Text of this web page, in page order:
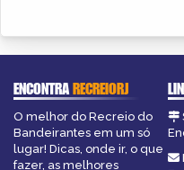
ENCONTRARECREIORJ
O melhor do Recreio do
Bandeirantes em um só
lugar! Dicas, onde ir, o que
fazer, as melhores